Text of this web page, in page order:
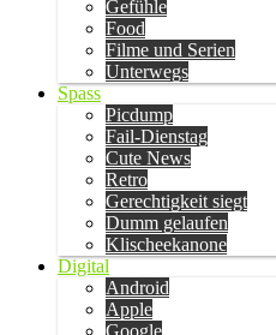
Gefühle
Food
Filme und Serien
Unterwegs
Spass
Picdump
Fail-Dienstag
Cute News
Retro
Gerechtigkeit siegt
Dumm gelaufen
Klischeekanone
Digital
Android
Apple
Google